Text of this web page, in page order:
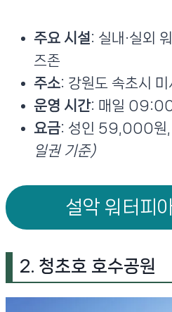
주요 시설: 실내·실외
즈존
주소: 강원도 속초시
운영 시간: 매일
요금: 성인 59,000원
일권 기준)
설악 워터피
2. 청초호 호수공원